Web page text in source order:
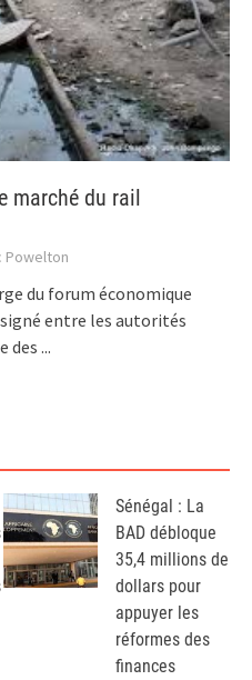
marché du rail
Powelton
du forum économique
entre les autorités
des ...
Sénégal : La
BAD débloque
35,4 millions de
dollars pour
appuyer les
réformes des
finances